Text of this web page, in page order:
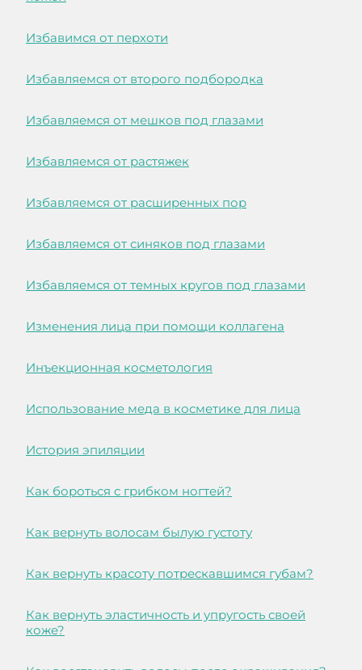
Избавимся от перхоти
Избавляемся от второго подбородка
Избавляемся от мешков под глазами
Избавляемся от растяжек
Избавляемся от расширенных пор
Избавляемся от синяков под глазами
Избавляемся от темных кругов под глазами
Изменения лица при помощи коллагена
Инъекционная косметология
Использование меда в косметике для лица
История эпиляции
Как бороться с грибком ногтей?
Как вернуть волосам былую густоту
Как вернуть красоту потрескавшимся губам?
Как вернуть эластичность и упругость своей
коже?